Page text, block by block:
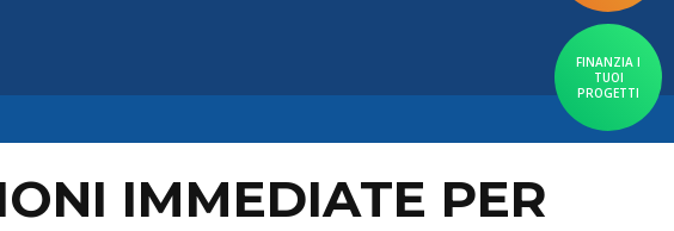
FINANZIA I
TUOI
PROGETTI
IMMEDIATE PER